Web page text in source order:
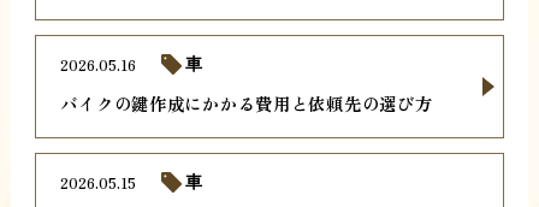
バイクの鍵作成にかかる費用と依頼先の選び方
2026.05.16 車
2026.05.15 車